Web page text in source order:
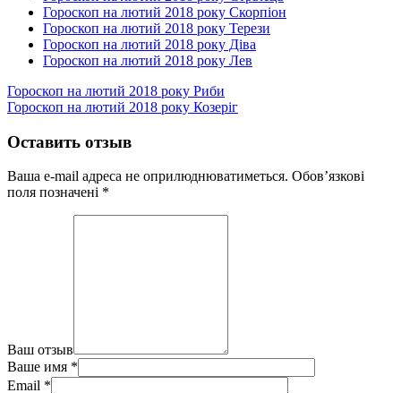
Гороскоп на лютий 2018 року Скорпіон
Гороскоп на лютий 2018 року Терези
Гороскоп на лютий 2018 року Діва
Гороскоп на лютий 2018 року Лев
Гороскоп на лютий 2018 року Риби
Гороскоп на лютий 2018 року Козеріг
Оставить отзыв
Ваша e-mail адреса не оприлюднюватиметься. Обов’язкові
поля позначені *
Ваш отзыв
Ваше имя *
Email *